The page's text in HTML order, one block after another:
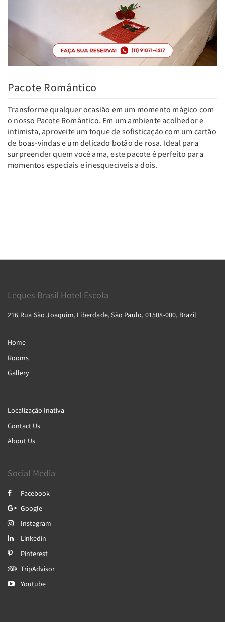
Pacote Romântico
Transforme qualquer ocasião em um momento mágico com
o nosso Pacote Romântico. Em um ambiente acolhedor e
intimista, aproveite um toque de sofisticação com um cartão
de boas-vindas e um delicado botão de rosa. Ideal para
surpreender quem você ama, este pacote é perfeito para
momentos especiais e inesquecíveis a dois.
Leques Brasil Hotel Escola
216 Rua São Joaquim, Liberdade, São Paulo, 01508-000, Brazil
Home
Rooms
Gallery
Localização Inativa
Contact Us
About Us
Social Media
Facebook
Google
Instagram
Linkedin
Pinterest
TripAdvisor
Youtube